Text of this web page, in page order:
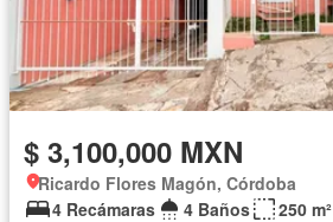
$ 3,100,000 MXN
Ricardo Flores Magón, Córdoba
4 Recámaras
4 Baños 250 m²